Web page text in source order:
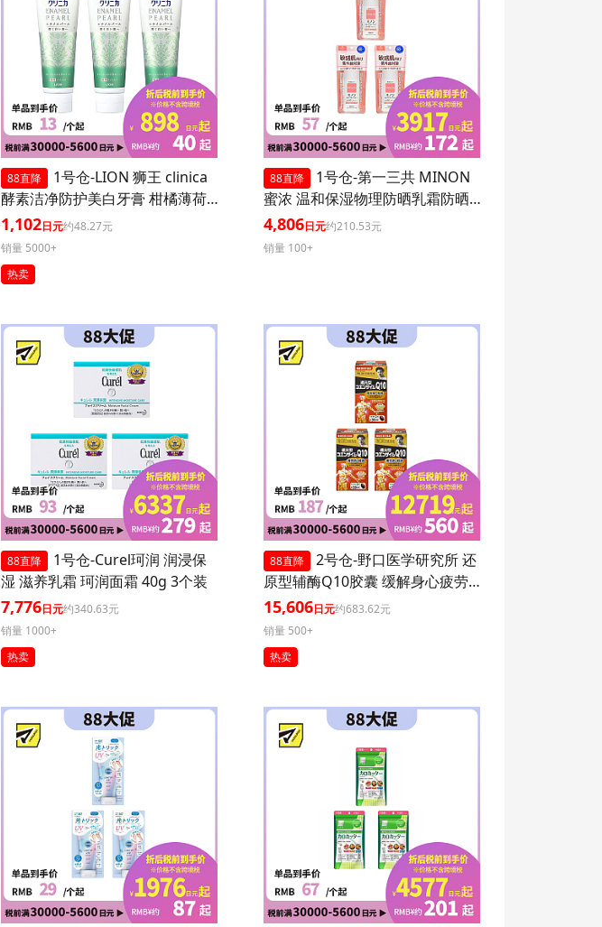
88直降
1号仓-LION 狮王 clinica
酵素洁净防护美白牙膏 柑橘薄荷 1
30g 3个装
1,102日元约48.27元
销量 5000+
热卖
88直降
1号仓-第一三共 MINON
蜜浓 温和保湿物理防晒乳霜防晒
液UV SPF50+PA++++ 80ml 3个装
防晒抗老 敏感肌可用
4,806日元约210.53元
销量 100+
88直降
1号仓-Curel珂润 润浸保
湿 滋养乳霜 珂润面霜 40g 3个装
7,776日元约340.63元
销量 1000+
热卖
88直降
2号仓-野口医学研究所 还
原型辅酶Q10胶囊 缓解身心疲劳
强健心肌 60粒 3个装
15,606日元约683.62元
销量 500+
热卖